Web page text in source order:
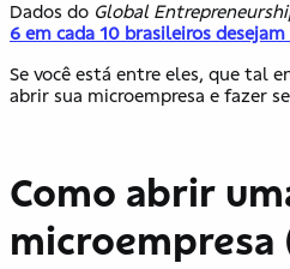
Dados do Global
6 em cada 10 brasileiros
Se você está entre eles, que tal
abrir sua microempresa e fazer
Como abrir
microempresa